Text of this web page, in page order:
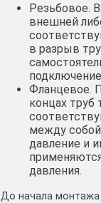
Резьбовое.
внешней
в разрыв
Фланцевое.
концах
между
давление и
давления.
До начала монтажа